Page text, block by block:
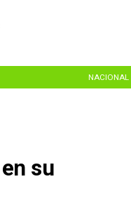
NACIONAL
su